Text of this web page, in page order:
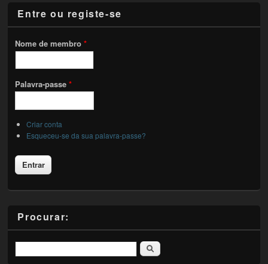
Entre ou registe-se
Nome de membro*
Palavra-passe*
Criar conta
Esqueceu-se da sua palavra-passe?
Procurar:
Pesquisar